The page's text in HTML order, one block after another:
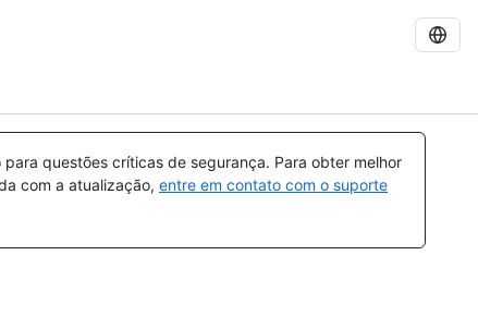
questões críticas de segurança. Para obter melhor
com a atualização, entre em contato com o suporte